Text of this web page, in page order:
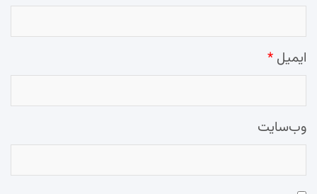
ایمیل *
وب‌سایت